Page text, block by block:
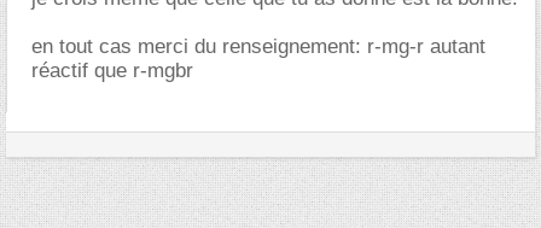
en tout cas merci du renseignement: r-mg-r autant
réactif que r-mgbr